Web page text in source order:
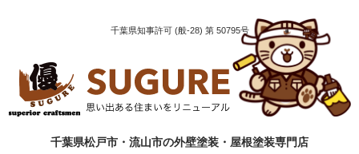
千葉県知事許可 (般-28) 第 50795号
千葉県松戸市・流山市の外壁塗装・屋根塗装専門店